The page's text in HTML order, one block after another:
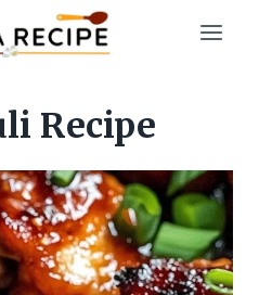
Recipe